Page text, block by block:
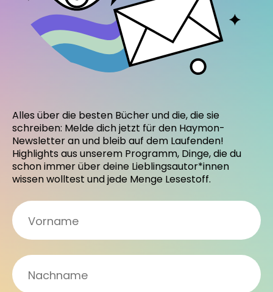
Alles über die besten Bücher und die, die sie
schreiben: Melde dich jetzt für den Haymon-
Newsletter an und bleib auf dem Laufenden!
Highlights aus unserem Programm, Dinge, die du
schon immer über deine Lieblingsautor*innen
wissen wolltest und jede Menge Lesestoff.